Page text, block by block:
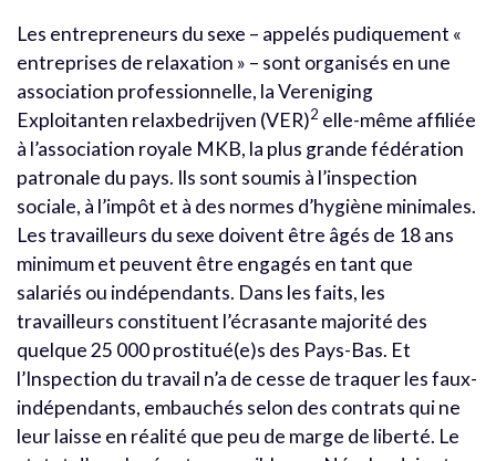
Les entrepreneurs du sexe – appelés pudiquement «
entreprises de relaxation » – sont organisés en une
association professionnelle, la Vereniging
Exploitanten relaxbedrijven (VER)2 elle-même affiliée
à l’association royale MKB, la plus grande fédération
patronale du pays. Ils sont soumis à l’inspection
sociale, à l’impôt et à des normes d’hygiène minimales.
Les travailleurs du sexe doivent être âgés de 18 ans
minimum et peuvent être engagés en tant que
salariés ou indépendants. Dans les faits, les
travailleurs constituent l’écrasante majorité des
quelque 25 000 prostitué(e)s des Pays-Bas. Et
l’Inspection du travail n’a de cesse de traquer les faux-
indépendants, embauchés selon des contrats qui ne
leur laisse en réalité que peu de marge de liberté. Le